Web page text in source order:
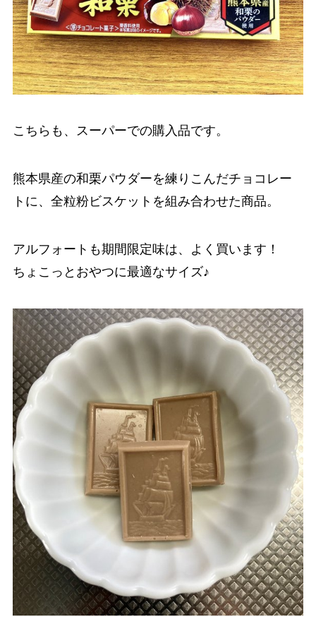
こちらも、スーパーでの購入品です。
熊本県産の和栗パウダーを練りこんだチョコレー
トに、全粒粉ビスケットを組み合わせた商品。
アルフォートも期間限定味は、よく買います！
ちょこっとおやつに最適なサイズ♪